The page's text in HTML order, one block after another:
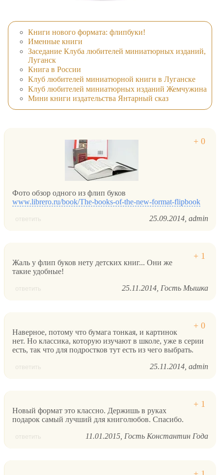
Книги нового формата: флипбуки!
Именные книги
Заседание Клуба любителей миниатюрных изданий,
Луганск
Книга в России
Клуб любителей миниатюрной книги в Луганске
Клуб любителей миниатюрных изданий Жемчужина
Мини книги издательства Янтарный сказ
Фото обзор одного из флип буков
www.librero.ru/book/The-books-of-the-new-format-flipbook
ответить 25.09.2014 admin
Жаль у флип буков нету детских книг... Они же
такие удобные!
ответить 25.11.2014 Гость Мышка
Наверное, потому что бумага тонкая, и картинок
нет. Но классика, которую изучают в школе, уже в серии
есть, так что для подростков тут есть из чего выбрать.
ответить 25.11.2014 admin
Новый формат это классно. Держишь в руках
подарок самый лучший для книголюбов. Спасибо.
ответить 11.01.2015 Гость Константин Года